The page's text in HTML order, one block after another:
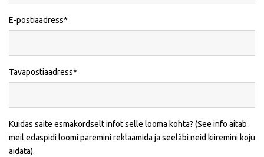
E-postiaadress
Tavapostiaadress
Kuidas saite esmakordselt infot selle looma kohta? (See info aitab
meil edaspidi loomi paremini reklaamida ja seeläbi neid kiiremini koju
aidata).